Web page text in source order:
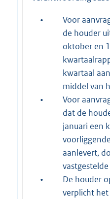
•
Voor
de houder
oktober en
kwartaal
middel van
•
Voor
dat de
januari een
aanlevert,
•
De houder
verplicht het